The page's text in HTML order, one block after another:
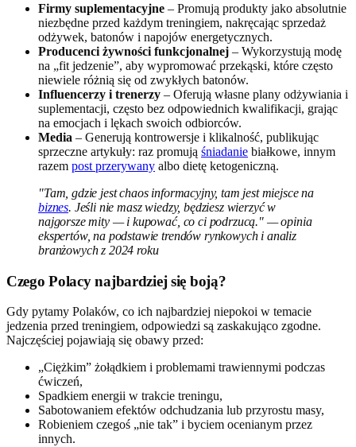
Firmy suplementacyjne – Promują produkty jako absolutnie
niezbędne przed każdym treningiem, nakręcając sprzedaż
odżywek, batonów i napojów energetycznych.
Producenci żywności funkcjonalnej – Wykorzystują modę
na „fit jedzenie”, aby wypromować przekąski, które często
niewiele różnią się od zwykłych batonów.
Influencerzy i trenerzy – Oferują własne plany odżywiania i
suplementacji, często bez odpowiednich kwalifikacji, grając
na emocjach i lękach swoich odbiorców.
Media – Generują kontrowersje i klikalność, publikując
sprzeczne artykuły: raz promują śniadanie białkowe, innym
razem post przerywany albo dietę ketogeniczną.
"Tam, gdzie jest chaos informacyjny, tam jest miejsce na
biznes. Jeśli nie masz wiedzy, będziesz wierzyć w
najgorsze mity — i kupować, co ci podrzucą." — opinia
ekspertów, na podstawie trendów rynkowych i analiz
branżowych z 2024 roku
Czego Polacy najbardziej się boją?
Gdy pytamy Polaków, co ich najbardziej niepokoi w temacie
jedzenia przed treningiem, odpowiedzi są zaskakująco zgodne.
Najczęściej pojawiają się obawy przed:
„Ciężkim” żołądkiem i problemami trawiennymi podczas
ćwiczeń,
Spadkiem energii w trakcie treningu,
Sabotowaniem efektów odchudzania lub przyrostu masy,
Robieniem czegoś „nie tak” i byciem ocenianym przez
innych.